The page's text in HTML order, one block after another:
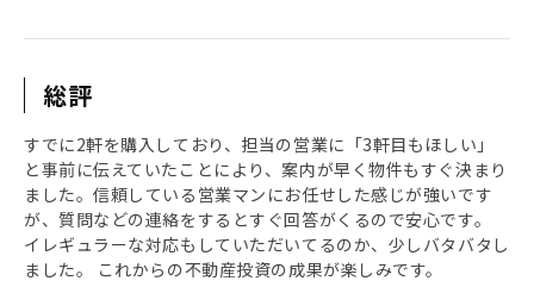
総評
すでに2軒を購入しており、担当の営業に「3軒目もほしい」
と事前に伝えていたことにより、案内が早く物件もすぐ決まり
ました。信頼している営業マンにお任せした感じが強いです
が、質問などの連絡をするとすぐ回答がくるので安心です。
イレギュラーな対応もしていただいてるのか、少しバタバタし
ました。 これからの不動産投資の成果が楽しみです。